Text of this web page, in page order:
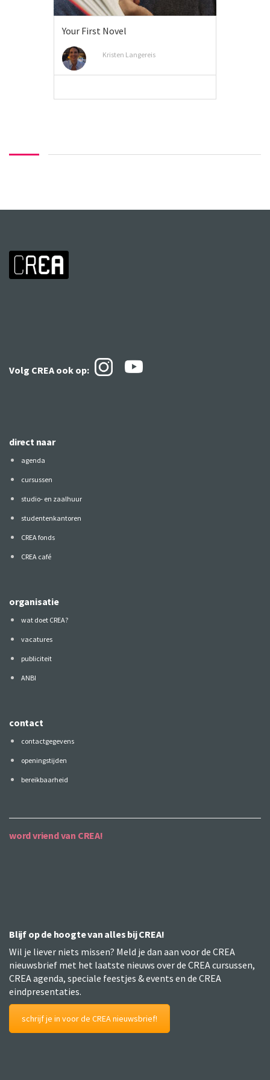
Your First Novel
Kristen Langereis
Volg CREA ook op:
direct naar
agenda
cursussen
studio- en zaalhuur
studentenkantoren
CREA fonds
CREA café
organisatie
wat doet CREA?
vacatures
publiciteit
ANBI
contact
contactgegevens
openingstijden
bereikbaarheid
word vriend van CREA!
Blijf op de hoogte van alles bij CREA!
Wil je liever niets missen? Meld je dan aan voor de CREA
nieuwsbrief met het laatste nieuws over de CREA cursussen,
CREA agenda, speciale feestjes & events en de CREA
eindpresentaties.
schrijf je in voor de CREA nieuwsbrief!